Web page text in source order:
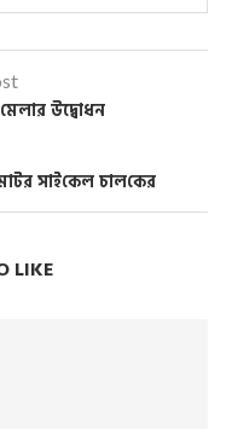
উদ্বোধন
সাই‌কেল চাল‌কের
LIKE